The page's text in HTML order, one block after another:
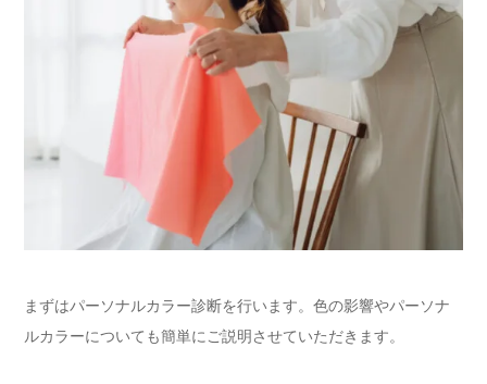
まずはパーソナルカラー診断を行います。色の影響やパーソナ
ルカラーについても簡単にご説明させていただきます。